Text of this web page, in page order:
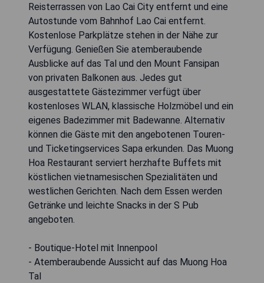
Reisterrassen von Lao Cai City entfernt und eine
Autostunde vom Bahnhof Lao Cai entfernt.
Kostenlose Parkplätze stehen in der Nähe zur
Verfügung. Genießen Sie atemberaubende
Ausblicke auf das Tal und den Mount Fansipan
von privaten Balkonen aus. Jedes gut
ausgestattete Gästezimmer verfügt über
kostenloses WLAN, klassische Holzmöbel und ein
eigenes Badezimmer mit Badewanne. Alternativ
können die Gäste mit den angebotenen Touren-
und Ticketingservices Sapa erkunden. Das Muong
Hoa Restaurant serviert herzhafte Buffets mit
köstlichen vietnamesischen Spezialitäten und
westlichen Gerichten. Nach dem Essen werden
Getränke und leichte Snacks in der S Pub
angeboten.
- Boutique-Hotel mit Innenpool
- Atemberaubende Aussicht auf das Muong Hoa
Tal